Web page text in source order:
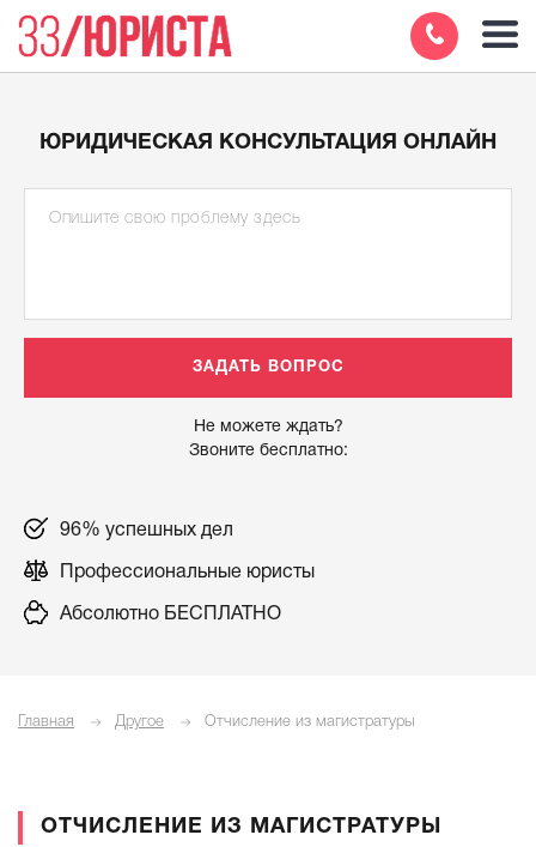
ЮРИДИЧЕСКАЯ КОНСУЛЬТАЦИЯ ОНЛАЙН
Не можете ждать?
Звоните бесплатно:
96% успешных дел
Профессиональные юристы
Абсолютно БЕСПЛАТНО
Главная Другое Отчисление из магистратуры
ОТЧИСЛЕНИЕ ИЗ МАГИСТРАТУРЫ